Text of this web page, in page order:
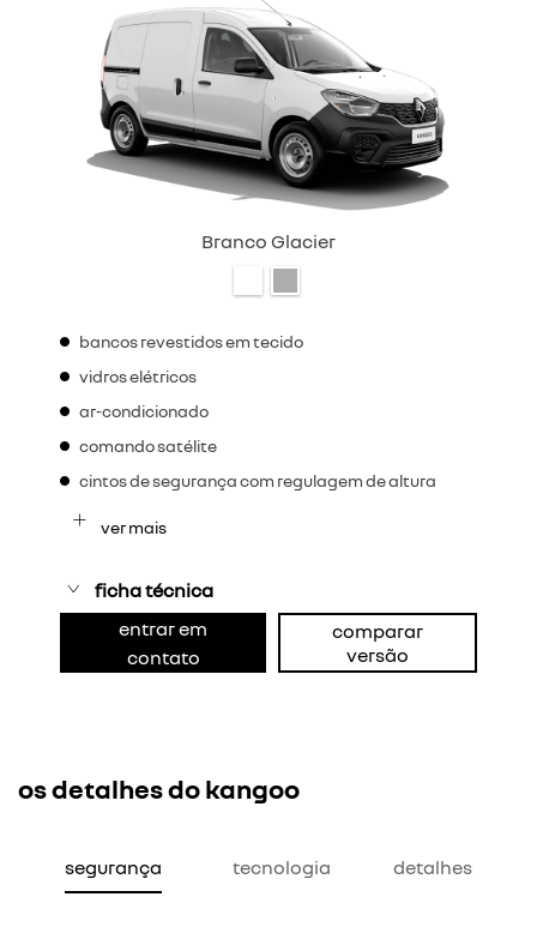
Branco Glacier
bancos revestidos em tecido
vidros elétricos
ar-condicionado
comando satélite
cintos de segurança com regulagem de altura
ver mais
ficha técnica
entrar em
contato
comparar
versão
os detalhes do kangoo
segurança tecnologia detalhes